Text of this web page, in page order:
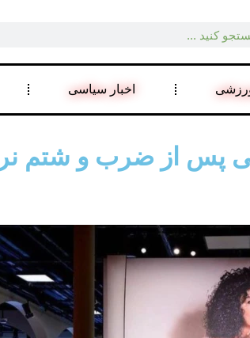
ورزشی اخبار سیاسی
پس از ضرب و شتم